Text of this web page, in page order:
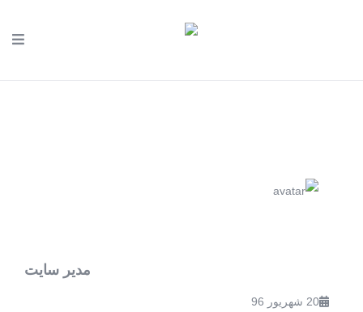
مدیر سایت
20 شهریور 96